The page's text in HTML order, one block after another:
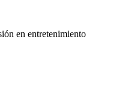
en entretenimiento